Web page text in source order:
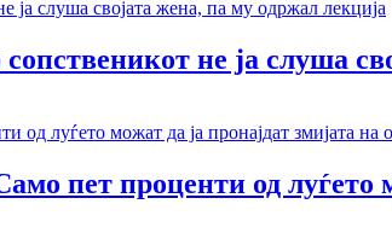
не ја слуша
пет проценти од луѓето